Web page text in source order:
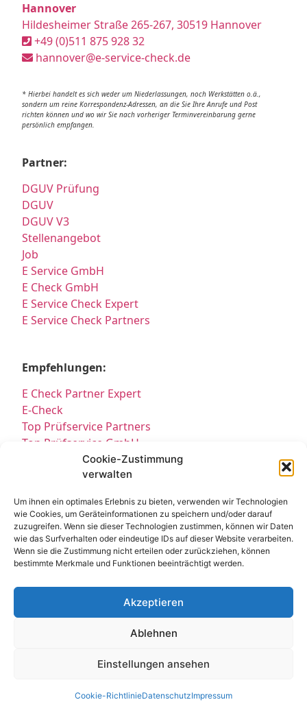
Cookie-Zustimmung
verwalten
Um ihnen ein optimales Erlebnis zu bieten, verwenden wir Technologien
wie Cookies, um Geräteinformationen zu speichern und/oder darauf
zuzugreifen. Wenn sie dieser Technologien zustimmen, können wir Daten
wie das Surfverhalten oder eindeutige IDs auf dieser Website verarbeiten.
Wenn sie die Zustimmung nicht erteilen oder zurückziehen, können
bestimmte Merkmale und Funktionen beeinträchtigt werden.
Akzeptieren
Ablehnen
Einstellungen ansehen
Cookie-RichtlinieDatenschutzImpressum
Hannover
Hildesheimer Straße 265-267, 30519 Hannover
+49 (0)511 875 928 32
hannover@e-service-check.de
* Hierbei handelt es sich weder um Niederlassungen, noch Werkstätten o.ä.,
sondern um reine Korrespondenz-Adressen, an die Sie Ihre Anrufe und Post
richten können und wo wir Sie nach vorheriger Terminvereinbarung gerne
persönlich empfangen.
Partner:
DGUV Prüfung
DGUV
DGUV V3
Stellenangebot
Job
E Service GmbH
E Check GmbH
E Service Check Expert
E Service Check Partners
Empfehlungen:
E Check Partner Expert
E-Check
Top Prüfservice Partners
Top Prüfservice GmbH
Prüfung DGUV3 GmbH
Sicherheitsprüfungen Partners
Prüfung E-Check Expert
Prüfung elektrischer Anlagen
© All Rights Reserved 2025